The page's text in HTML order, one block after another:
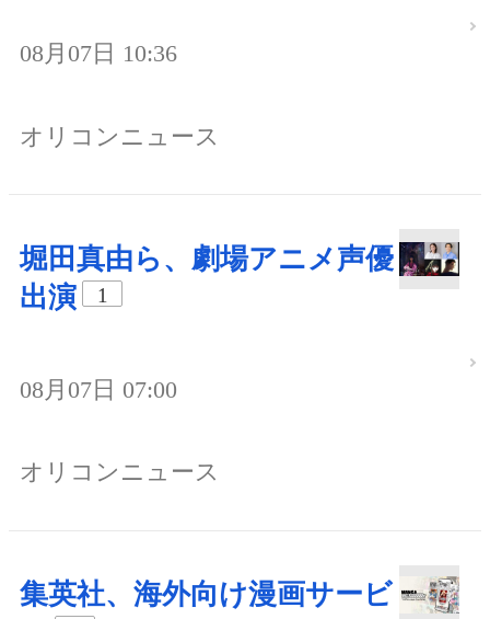
08月07日 10:36
オリコンニュース
堀田真由ら、劇場アニメ声優
出演
1
08月07日 07:00
オリコンニュース
集英社、海外向け漫画サービ